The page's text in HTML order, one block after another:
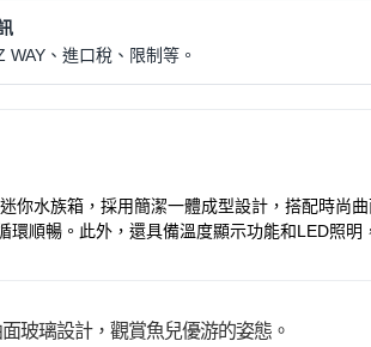
WAY、進口稅、限制等。
你水族箱，採用簡潔一體成型設計，搭配時尚
環順暢。此外，還具備溫度顯示功能和LED照
玻璃設計，觀賞魚兒優游的姿態。